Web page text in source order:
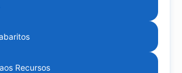
Recursos